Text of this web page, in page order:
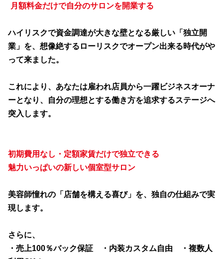
月額料金だけで自分のサロンを開業する
ハイリスクで資金調達が大きな壁となる厳しい「独立開
業」を、想像絶するローリスクでオープン出来る時代がや
って来ました。
これにより、あなたは雇われ店員から一躍ビジネスオーナ
ーとなり、自分の理想とする働き方を追求するステージへ
突入します。
初期費用なし・定額家賃だけで独立できる
魅力いっぱいの新しい個室型サロン
美容師憧れの「店舗を構える喜び」を、独自の仕組みで実
現します。
さらに、
・売上100％バック保証 ・内装カスタム自由 ・複数人